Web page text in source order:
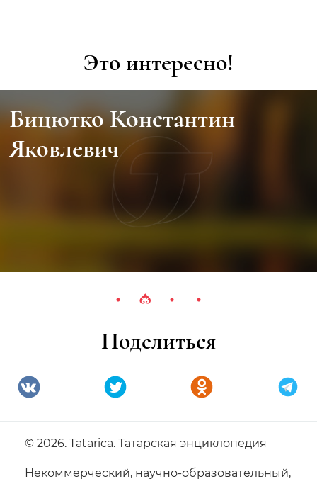
Это интересно!
Бицютко Константин
Яковлевич
Поделиться
© 2026. Tatarica. Татарская энциклопедия
Некоммерческий, научно-образовательный,